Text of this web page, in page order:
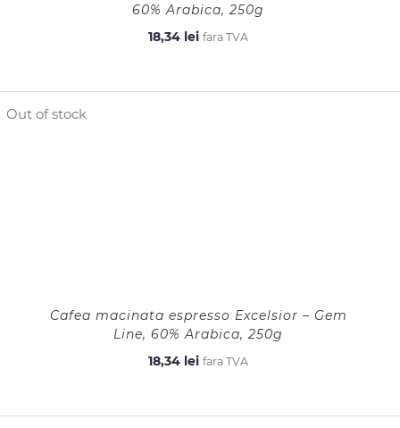
60% Arabica, 250g
18,34 lei fara TVA
Out of stock
Cafea macinata espresso Excelsior – Gem
Line, 60% Arabica, 250g
18,34 lei fara TVA